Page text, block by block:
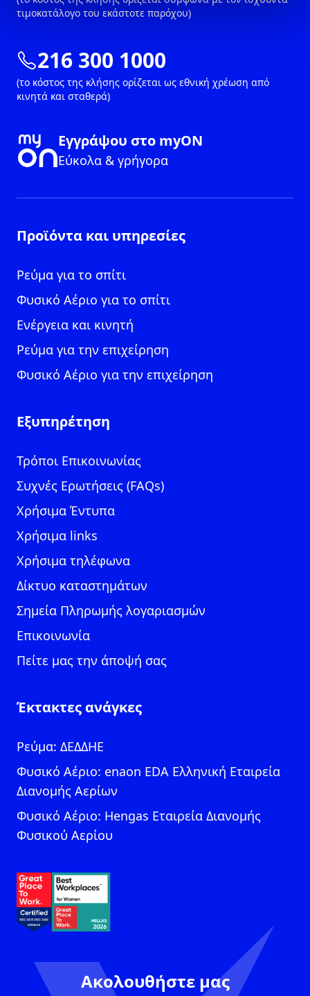
τιμοκατάλογο του εκάστοτε παρόχου)
216 300 1000
(το κόστος της κλήσης ορίζεται ως εθνική χρέωση από
κινητά και σταθερά)
Εγγράψου στο myON
Εύκολα & γρήγορα
Προϊόντα και υπηρεσίες
Ρεύμα για το σπίτι
Φυσικό Αέριο για το σπίτι
Ενέργεια και κινητή
Ρεύμα για την επιχείρηση
Φυσικό Αέριο για την επιχείρηση
Εξυπηρέτηση
Τρόποι Επικοινωνίας
Συχνές Ερωτήσεις (FAQs)
Χρήσιμα Έντυπα
Χρήσιμα links
Χρήσιμα τηλέφωνα
Δίκτυο καταστημάτων
Σημεία Πληρωμής λογαριασμών
Επικοινωνία
Πείτε μας την άποψή σας
Έκτακτες ανάγκες
Ρεύμα: ΔΕΔΔΗΕ
Φυσικό Αέριο: enaon EDA Ελληνική Εταιρεία
Διανομής Αερίων
Φυσικό Αέριο: Hengas Εταιρεία Διανομής
Φυσικού Αερίου
Ακολουθήστε μας